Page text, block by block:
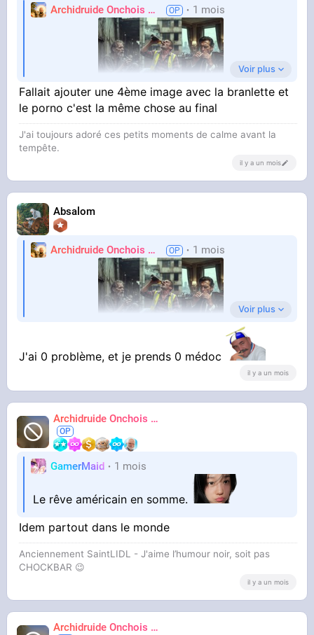
Archidruide Onchois
🍀️🌩️🐻️James1 mois
Même ceux qui ne boivent pas et ne se drogue
problèmes alimentaire
Voir plus
Fallait ajouter une 4ème image avec la branlette et
le porno c'est la même chose au final
J'ai toujours adoré ces petits moments de calme avant la
tempête.
il y a un mois
Absalom
Archidruide Onchois
🍀️🌩️🐻️James1 mois
pas sont sous-médoc ou souffrent de
problèmes alimentaire
Voir plus
J'ai 0 problème, et je prends 0 médoc
il y a un mois
Archidruide Onchois
🍀️🌩️🐻️
GamerMaid 1 mois
Le rêve américain en somme.
Idem partout dans le monde
Anciennement SaintLIDL - J'aime l’humour noir, soit pas
CHOCKBAR 😉️
il y a un mois
Archidruide Onchois
🍀️🌩️🐻️